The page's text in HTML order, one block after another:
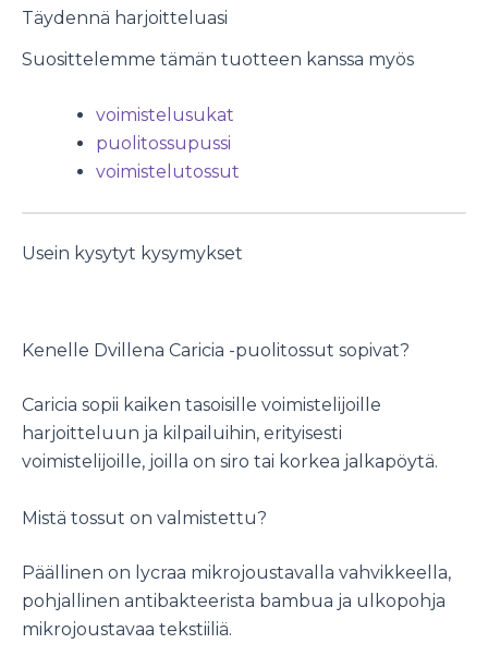
Täydennä harjoitteluasi
Suosittelemme tämän tuotteen kanssa myös
voimistelusukat
puolitossupussi
voimistelutossut
Usein kysytyt kysymykset
Kenelle Dvillena Caricia -puolitossut sopivat?
Caricia sopii kaiken tasoisille voimistelijoille
harjoitteluun ja kilpailuihin, erityisesti
voimistelijoille, joilla on siro tai korkea jalkapöytä.
Mistä tossut on valmistettu?
Päällinen on lycraa mikrojoustavalla vahvikkeella,
pohjallinen antibakteerista bambua ja ulkopohja
mikrojoustavaa tekstiiliä.